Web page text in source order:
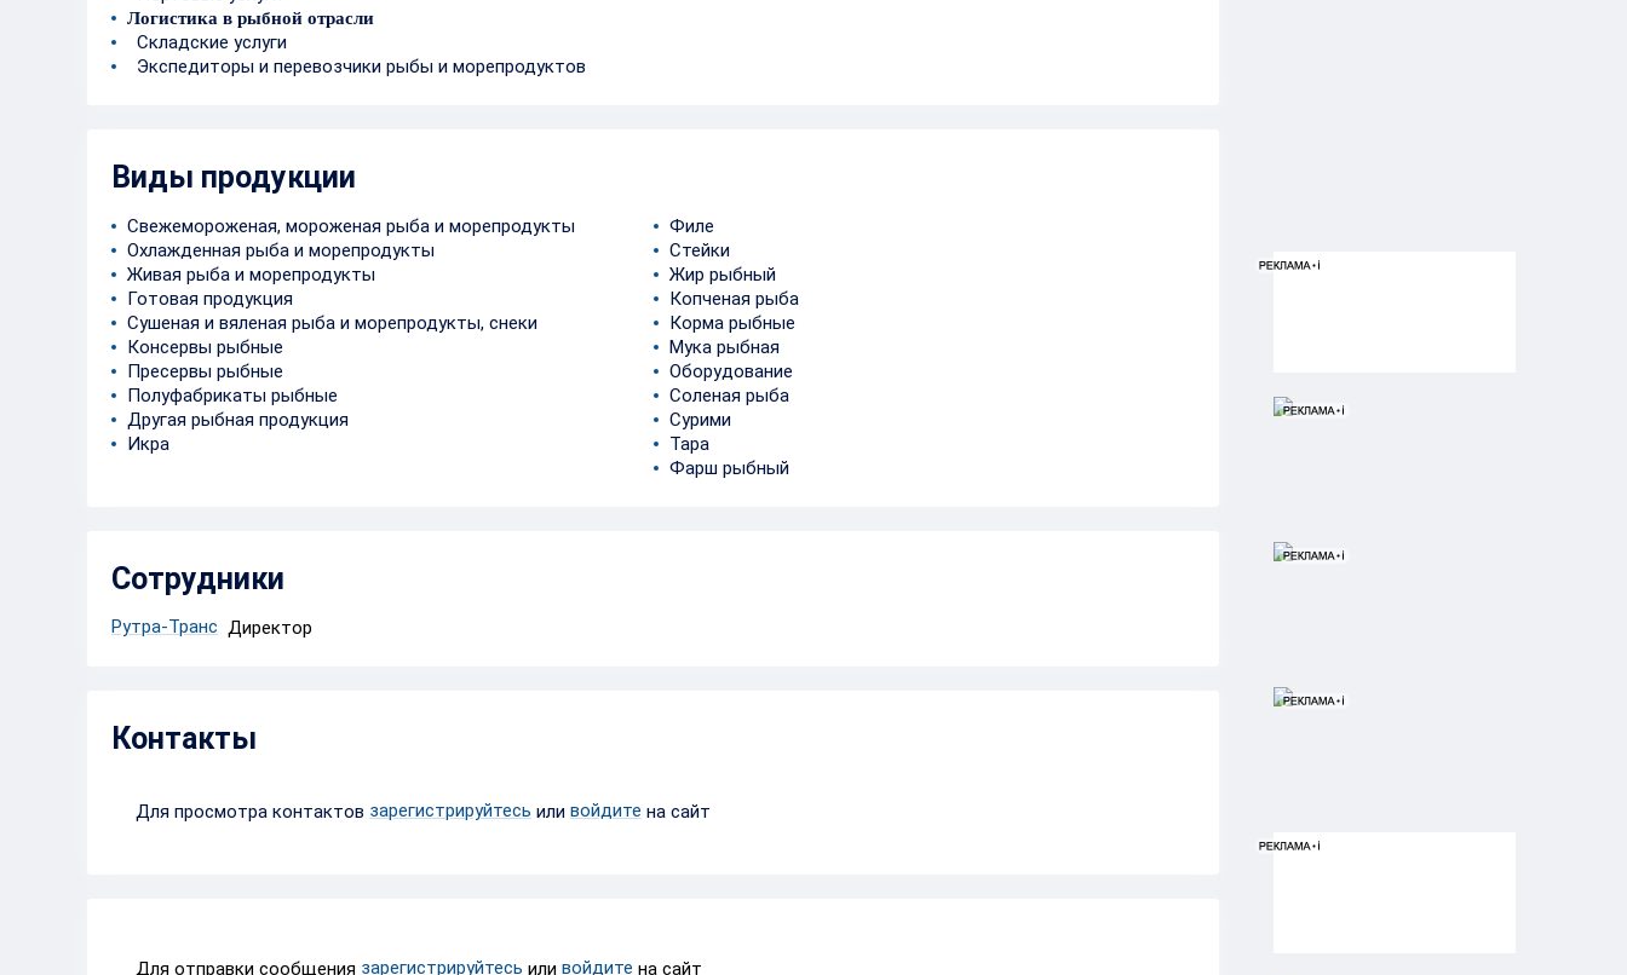
Логистика в рыбной отрасли
Складские услуги
Экспедиторы и перевозчики рыбы и морепродуктов
Виды продукции
Свежемороженая, мороженая рыба и морепродукты
Охлажденная рыба и морепродукты
Живая рыба и морепродукты
Готовая продукция
Сушеная и вяленая рыба и морепродукты, снеки
Консервы рыбные
Пресервы рыбные
Полуфабрикаты рыбные
Другая рыбная продукция
Икра
Филе
Стейки
Жир рыбный
Копченая рыба
Корма рыбные
Мука рыбная
Оборудование
Соленая рыба
Сурими
Тара
Фарш рыбный
Сотрудники
Рутра-Транс Директор
Контакты
Для просмотра контактов зарегистрируйтесь или войдите на сайт
Для отправки сообщения зарегистрируйтесь или войдите на сайт